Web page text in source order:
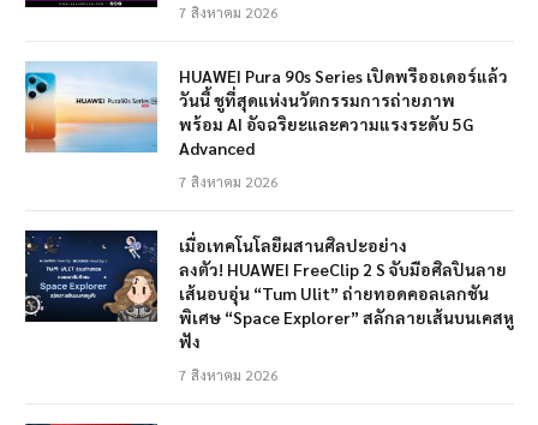
7 สิงหาคม 2026
HUAWEI Pura 90s Series เปิดพรีออเดอร์แล้ว
วันนี้ ชูที่สุดแห่งนวัตกรรมการถ่ายภาพ
พร้อม AI อัจฉริยะและความแรงระดับ 5G
Advanced
7 สิงหาคม 2026
เมื่อเทคโนโลยีผสานศิลปะอย่าง
ลงตัว! HUAWEI FreeClip 2 S จับมือศิลปินลาย
เส้นอบอุ่น “Tum Ulit” ถ่ายทอดคอลเลกชัน
พิเศษ “Space Explorer” สลักลายเส้นบนเคสหู
ฟัง
7 สิงหาคม 2026